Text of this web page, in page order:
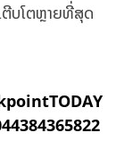
ຕີບໂຕຫຼາຍທີ່ສຸດ